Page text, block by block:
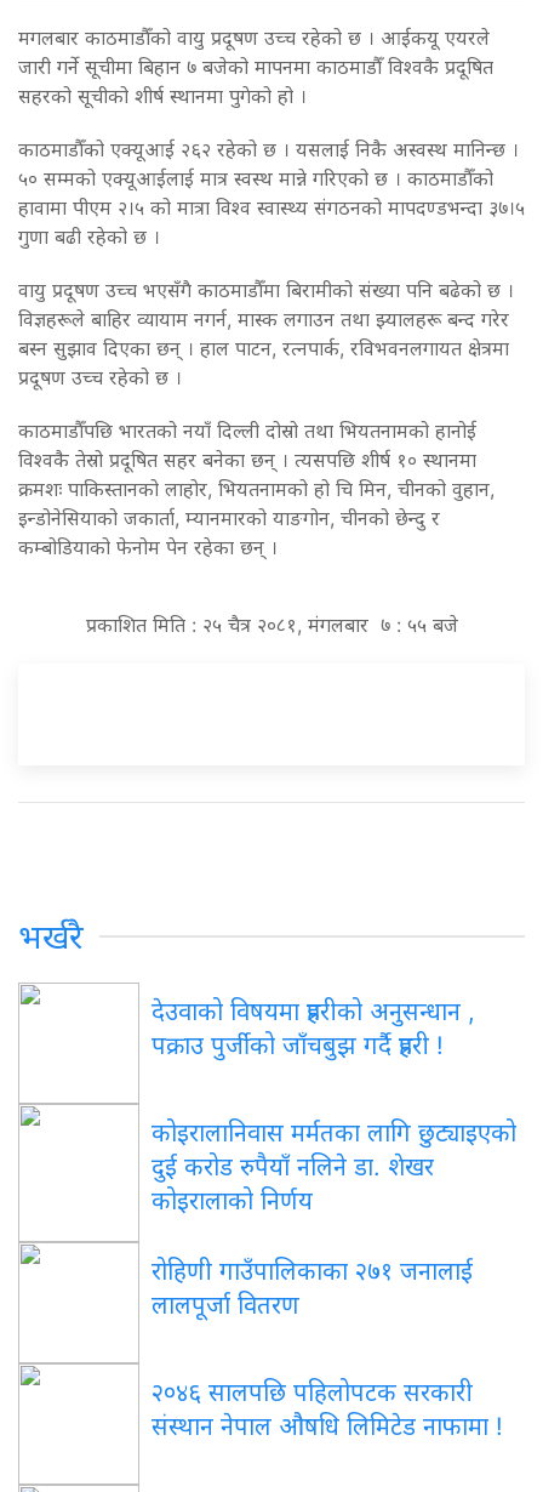
मगलबार काठमाडौँको वायु प्रदूषण उच्च रहेको छ । आईकयू एयरले
जारी गर्ने सूचीमा बिहान ७ बजेको मापनमा काठमाडौँ विश्वकै प्रदूषित
सहरको सूचीको शीर्ष स्थानमा पुगेको हो ।
काठमाडौँको एक्यूआई २६२ रहेको छ । यसलाई निकै अस्वस्थ मानिन्छ ।
५० सम्मको एक्यूआईलाई मात्र स्वस्थ मान्ने गरिएको छ । काठमाडौँको
हावामा पीएम २।५ को मात्रा विश्व स्वास्थ्य संगठनको मापदण्डभन्दा ३७।५
गुणा बढी रहेको छ ।
वायु प्रदूषण उच्च भएसँगै काठमाडौँमा बिरामीको संख्या पनि बढेको छ ।
विज्ञहरूले बाहिर व्यायाम नगर्न, मास्क लगाउन तथा झ्यालहरू बन्द गरेर
बस्न सुझाव दिएका छन् । हाल पाटन, रत्नपार्क, रविभवनलगायत क्षेत्रमा
प्रदूषण उच्च रहेको छ ।
काठमाडौँपछि भारतको नयाँ दिल्ली दोस्रो तथा भियतनामको हानोई
विश्वकै तेस्रो प्रदूषित सहर बनेका छन् । त्यसपछि शीर्ष १० स्थानमा
क्रमशः पाकिस्तानको लाहोर, भियतनामको हो चि मिन, चीनको वुहान,
इन्डोनेसियाको जकार्ता, म्यानमारको याङगोन, चीनको छेन्दु र
कम्बोडियाको फेनोम पेन रहेका छन् ।
प्रकाशित मिति : २५ चैत्र २०८१, मंगलबार ७ : ५५ बजे
भर्खरै
देउवाको विषयमा प्रहरीको अनुसन्धान ,
पक्राउ पुर्जीको जाँचबुझ गर्दै प्रहरी !
कोइरालानिवास मर्मतका लागि छुट्याइएको
दुई करोड रुपैयाँ नलिने डा. शेखर
कोइरालाको निर्णय
रोहिणी गाउँपालिकाका २७१ जनालाई
लालपूर्जा वितरण
२०४६ सालपछि पहिलोपटक सरकारी
संस्थान नेपाल औषधि लिमिटेड नाफामा !